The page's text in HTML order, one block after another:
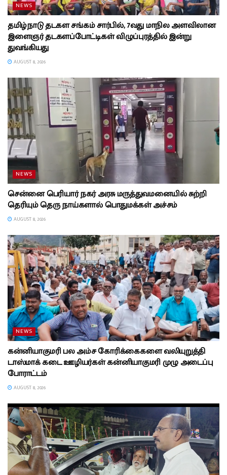
NEWS
தமிழ்நாடு தடகள சங்கம் சார்பில், 7வது மாநில அளவிலான
இளைஞர் தடகளப்போட்டிகள் விழுப்புரத்தில் இன்று
துவங்கியது
AUGUST 8, 2026
NEWS
சென்னை பெரியார் நகர் அரசு மருத்துவமனையில் சுற்றி
தெரியும் தெரு நாய்களால் பொதுமக்கள் அச்சம்
AUGUST 8, 2026
NEWS
கன்னியாகுமரி பல அம்ச கோரிக்கைகளை வலியுறுத்தி
டாஸ்மாக் கடை ஊழியர்கள் கன்னியாகுமரி முழு அடைப்பு
போராட்டம்
AUGUST 8, 2026